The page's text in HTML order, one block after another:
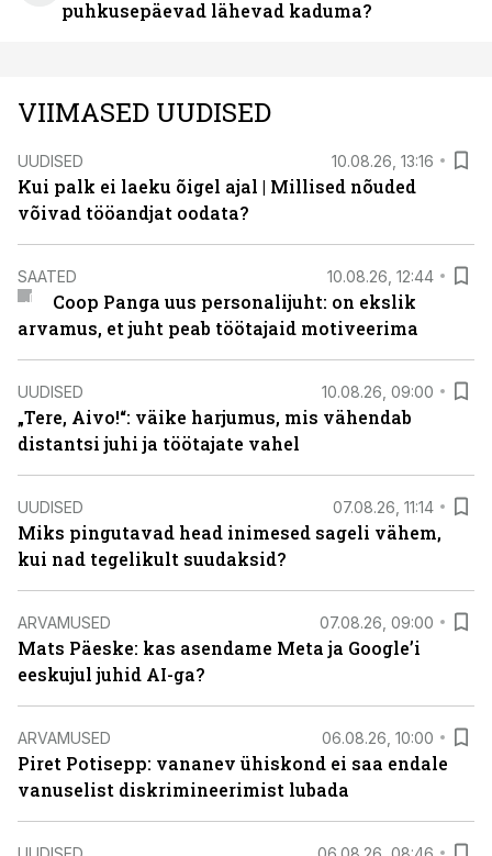
puhkusepäevad lähevad kaduma?
VIIMASED UUDISED
UUDISED 10.08.26, 13:16
Kui palk ei laeku õigel ajal | Millised nõuded
võivad tööandjat oodata?
SAATED 10.08.26, 12:44
Coop Panga uus personalijuht: on ekslik
arvamus, et juht peab töötajaid motiveerima
UUDISED 10.08.26, 09:00
„Tere, Aivo!“: väike harjumus, mis vähendab
distantsi juhi ja töötajate vahel
UUDISED 07.08.26, 11:14
Miks pingutavad head inimesed sageli vähem,
kui nad tegelikult suudaksid?
ARVAMUSED 07.08.26, 09:00
Mats Päeske: kas asendame Meta ja Google’i
eeskujul juhid AI-ga?
ARVAMUSED 06.08.26, 10:00
Piret Potisepp: vananev ühiskond ei saa endale
vanuselist diskrimineerimist lubada